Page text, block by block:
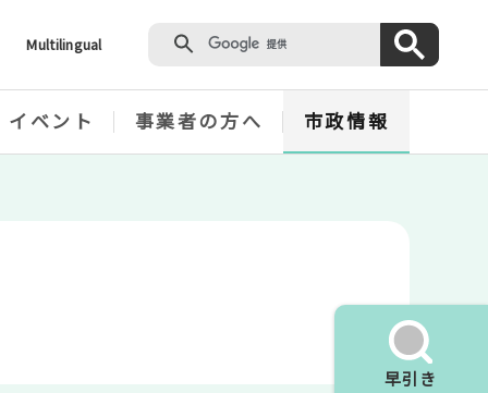
Multilingual
早引き
イベント 事業者の方へ 市政情報